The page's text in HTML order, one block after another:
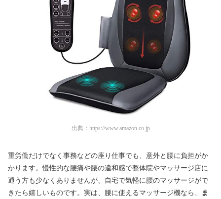
出典： https://www.amazon.co.jp
重労働だけでなく事務などの座り仕事でも、意外と腰に負担がか
かります。慢性的な腰痛や腰の違和感で整体院やマッサージ店に
通う方も少なくありませんが、自宅で気軽に腰のマッサージがで
きたら嬉しいものです。実は、腰に使えるマッサージ機なら、
ま